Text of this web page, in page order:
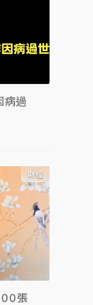
病過
財經
張